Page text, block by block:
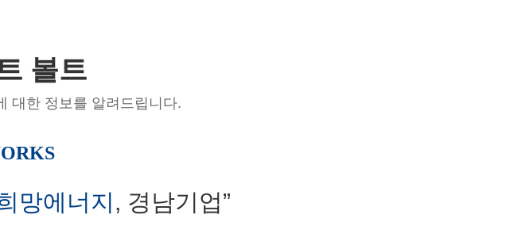
볼트
대한 정보를 알려드립니다.
망에너지, 경남기업”